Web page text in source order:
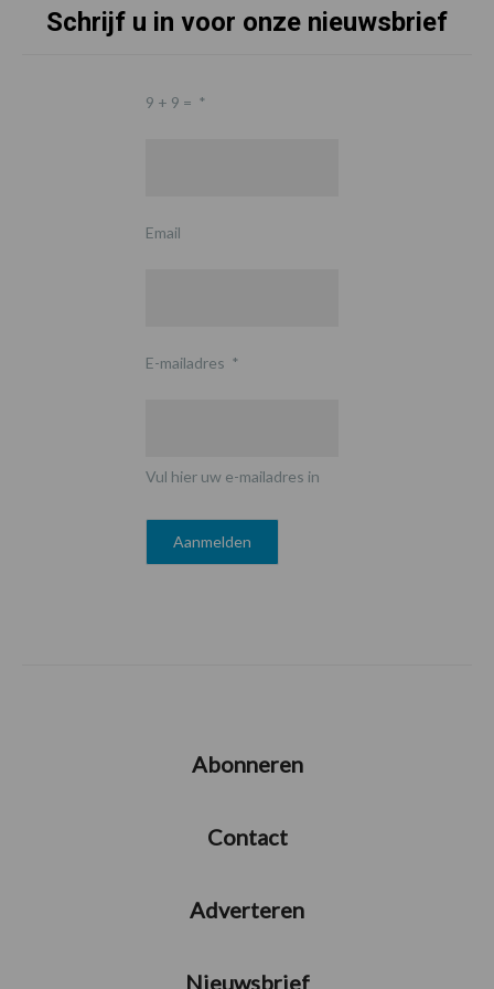
Schrijf u in voor onze nieuwsbrief
9 + 9 = *
Email
E-mailadres *
Vul hier uw e-mailadres in
Abonneren
Contact
Adverteren
Nieuwsbrief